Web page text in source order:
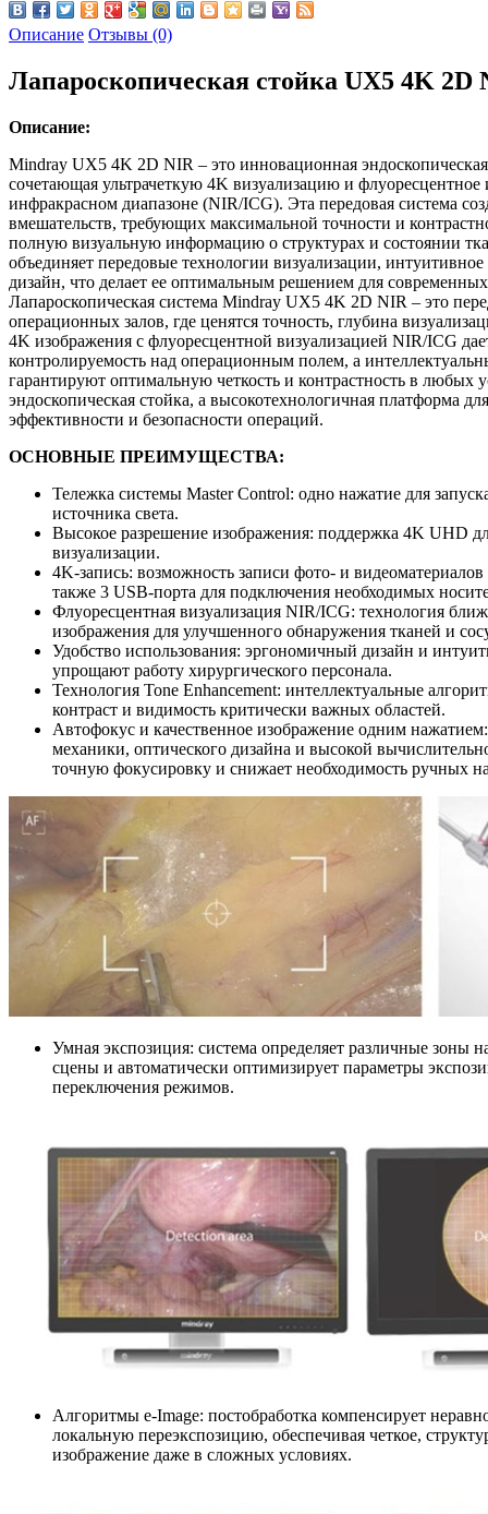
Описание Отзывы (0)
Лапароскопическая стойка UX5 4K
Описание:
Mindray UX5 4K 2D NIR – это инновационная
сочетающая ультрачеткую 4K визуализацию и
инфракрасном диапазоне (NIR/ICG). Эта передовая система
вмешательств, требующих максимальной точности и
полную визуальную информацию о структурах и состоянии
объединяет передовые технологии визуализации,
дизайн, что делает ее оптимальным решением для
Лапароскопическая система Mindray UX5 4K 2D NIR – это
операционных залов, где ценятся точность, глубина
4K изображения с флуоресцентной визуализацией NIR/ICG
контролируемость над операционным полем, а
гарантируют оптимальную четкость и контрастность в любых
эндоскопическая стойка, а высокотехнологичная платформа
эффективности и безопасности операций.
ОСНОВНЫЕ ПРЕИМУЩЕСТВА:
Тележка системы Master Control: одно нажатие для
источника света.
Высокое разрешение изображения: поддержка 4K UHD
визуализации.
4K-запись: возможность записи фото- и
также 3 USB-порта для подключения необходимых
Флуоресцентная визуализация NIR/ICG: технология
изображения для улучшенного обнаружения тканей и
Удобство использования: эргономичный дизайн и
упрощают работу хирургического персонала.
Технология Tone Enhancement: интеллектуальные
контраст и видимость критически важных областей.
Автофокус и качественное изображение одним
механики, оптического дизайна и высокой
точную фокусировку и снижает необходимость ручных
Умная экспозиция: система определяет различные зоны
сцены и автоматически оптимизирует параметры
переключения режимов.
Алгоритмы e-Image: постобработка компенсирует
локальную переэкспозицию, обеспечивая четкое,
изображение даже в сложных условиях.